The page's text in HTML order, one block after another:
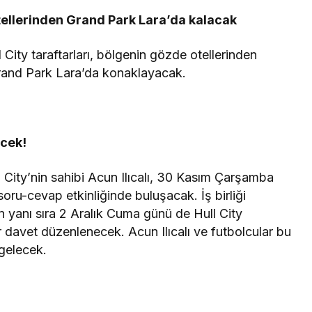
Grand Park Lara’da kalacak
City taraftarları, bölgenin gözde otellerinden
Park Lara’da konaklayacak.
sahibi Acun Ilıcalı, 30 Kasım Çarşamba
cevap etkinliğinde buluşacak. İş birliği
sıra 2 Aralık Cuma günü de Hull City
davet düzenlenecek. Acun Ilıcalı ve futbolcular bu